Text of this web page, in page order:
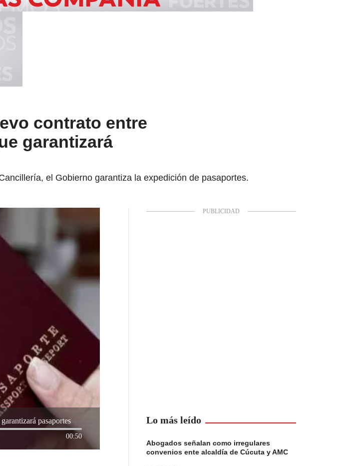
contrato entre
garantizará
el Gobierno garantiza la expedición de pasaportes.
pasaportes
00:50
Lo más leído
Abogados señalan como irregulares
convenios ente alcaldía de Cúcuta y AMC